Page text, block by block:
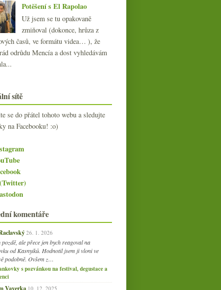
Potěšení s El Rapolao
Už jsem se tu opakovaně
zmiňoval (dokonce, hrůza z
časů, ve formátu videa… ), že
odrůdu Mencía a dost vyhledávám
sítě
se do přátel tohoto webu a sledujte
na Facebooku! :o)
komentáře
26. 1. 2026
ale přece jen bych reagoval na
od Kasnyiků. Hodnotil jsem ji vloni ve
podobně. Ovšem z…
s pozvánkou na festival, degustace a
Vaverka 10. 12. 2025